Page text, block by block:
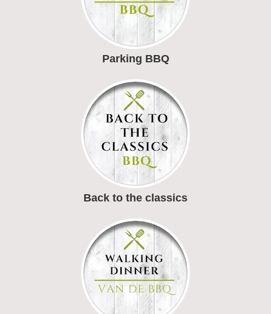
Parking BBQ
Back to the classics